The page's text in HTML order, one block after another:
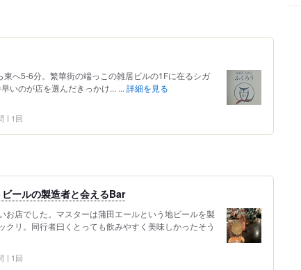
へ5-6分。繁華街の端っこの雑居ビルの1Fに在るシガ
いのが店を選んだきっかけ... ... 詳細を見る
1回
ールの製造者と会えるBar
お店でした。マスターは蒲田エールという地ビールを製
リ。同行者曰くとっても飲みやすく美味しかったそう
1回